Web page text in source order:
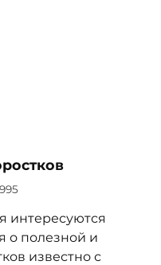
995
интересуются
о полезной и
известно с